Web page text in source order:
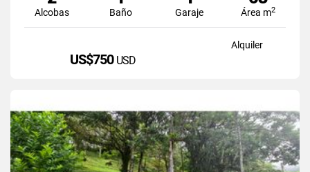
Alcobas Baño Garaje Área m2
Alquiler
US$750 USD